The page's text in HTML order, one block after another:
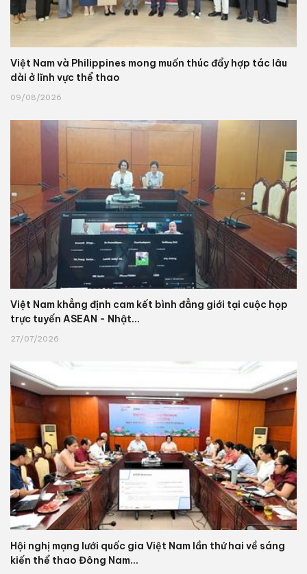
Việt Nam và Philippines mong muốn thúc đẩy hợp tác lâu
dài ở lĩnh vực thể thao
09/08/2026
Việt Nam khẳng định cam kết bình đẳng giới tại cuộc họp
trực tuyến ASEAN - Nhật...
27/07/2026
Hội nghị mạng lưới quốc gia Việt Nam lần thứ hai về sáng
kiến thể thao Đông Nam...